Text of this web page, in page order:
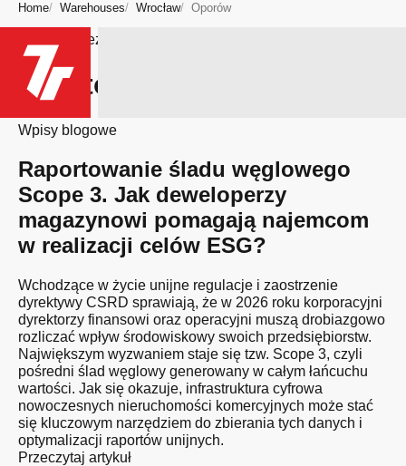
Home Warehouses Wrocław Oporów
Bądź na bieżąco
Miasto: Oporów
Wpisy blogowe
Raportowanie śladu węglowego
Scope 3. Jak deweloperzy
magazynowi pomagają najemcom
w realizacji celów ESG?
Wchodzące w życie unijne regulacje i zaostrzenie
dyrektywy CSRD sprawiają, że w 2026 roku korporacyjni
dyrektorzy finansowi oraz operacyjni muszą drobiazgowo
rozliczać wpływ środowiskowy swoich przedsiębiorstw.
Największym wyzwaniem staje się tzw. Scope 3, czyli
pośredni ślad węglowy generowany w całym łańcuchu
wartości. Jak się okazuje, infrastruktura cyfrowa
nowoczesnych nieruchomości komercyjnych może stać
się kluczowym narzędziem do zbierania tych danych i
optymalizacji raportów unijnych.
Przeczytaj artykuł